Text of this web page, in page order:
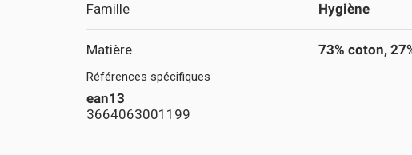
Famille Hygiène
Matière 73% coton,
Références spécifiques
ean13
3664063001199